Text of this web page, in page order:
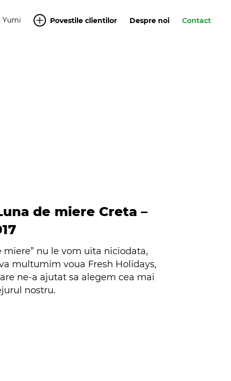
Yumi Povestile clientilor Despre noi Contact
de miere Creta –
nu le vom uita niciodata,
multumim voua Fresh Holidays,
ne-a ajutat sa alegem cea mai
nostru.